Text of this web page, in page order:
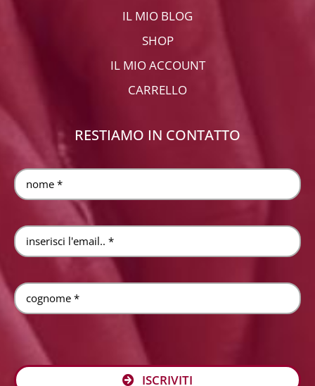
IL MIO BLOG
SHOP
IL MIO ACCOUNT
CARRELLO
RESTIAMO IN CONTATTO
ISCRIVITI